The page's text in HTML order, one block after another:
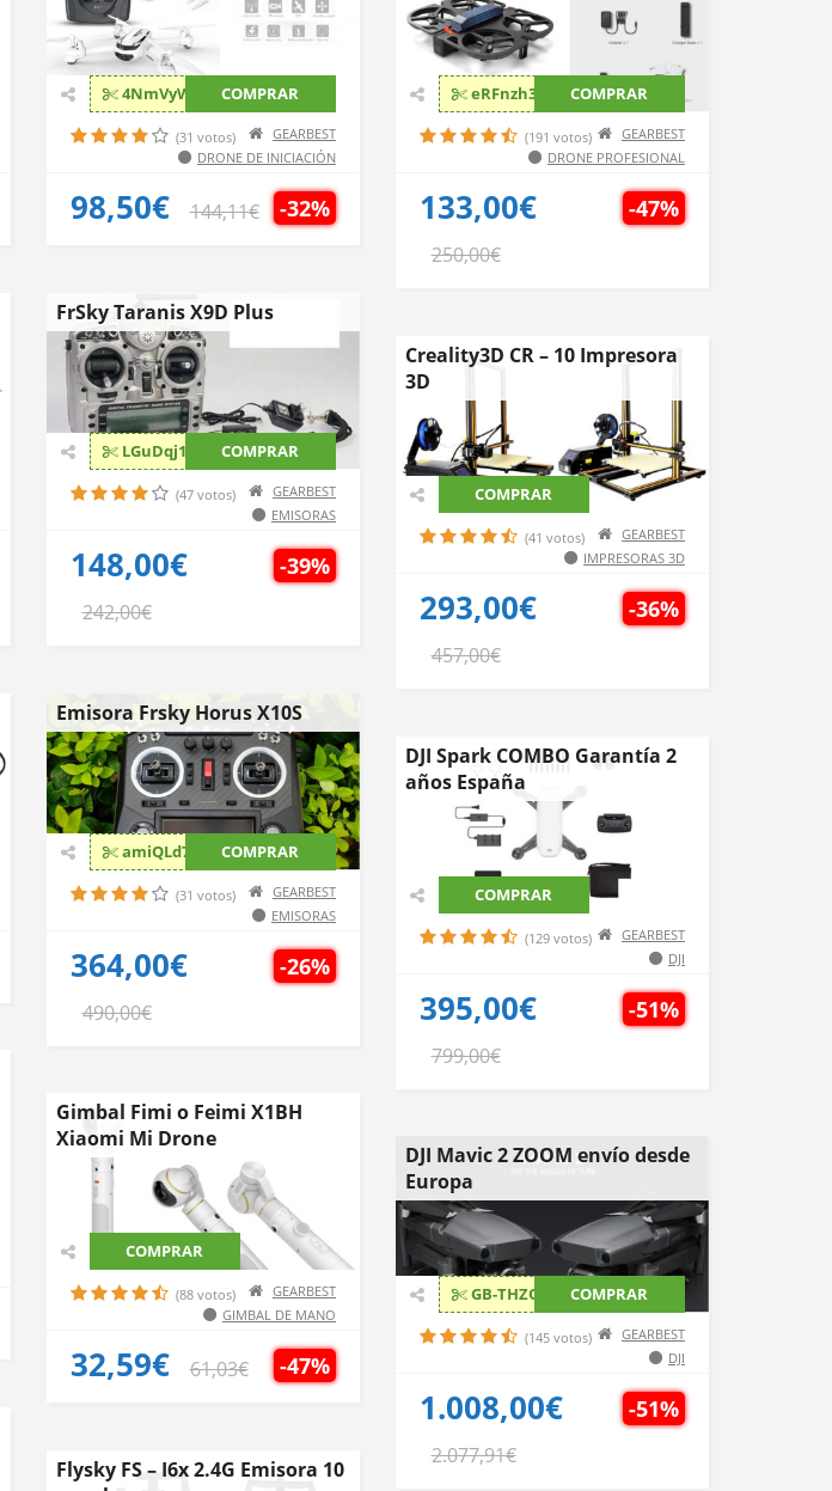
4NmVyWkI COMPRAR
(31 votos)
GEARBEST
DRONE DE INICIACIÓN
-32%
98,50€ 144,11€
eRFnzh3V COMPRAR
(191 votos)
GEARBEST
DRONE PROFESIONAL
-47%
133,00€
250,00€
FrSky Taranis X9D Plus
LGuDqj18 COMPRAR
(47 votos)
GEARBEST
EMISORAS
-39%
148,00€
242,00€
Creality3D CR – 10 Impresora
3D
COMPRAR
(41 votos)
GEARBEST
IMPRESORAS 3D
-36%
293,00€
457,00€
Emisora Frsky Horus X10S
amiQLd7T COMPRAR
(31 votos)
GEARBEST
EMISORAS
-26%
364,00€
490,00€
DJI Spark COMBO Garantía 2
años España
COMPRAR
(129 votos)
GEARBEST
DJI
-51%
395,00€
799,00€
Gimbal Fimi o Feimi X1BH
Xiaomi Mi Drone
COMPRAR
(88 votos)
GEARBEST
GIMBAL DE MANO
-47%
32,59€ 61,03€
DJI Mavic 2 ZOOM envío desde
Europa
GB-THZOOM2COMPRAR
(145 votos)
GEARBEST
DJI
-51%
1.008,00€
2.077,91€
Flysky FS – I6x 2.4G Emisora 10